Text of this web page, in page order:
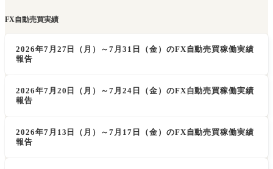
FX自動売買実績
2026年7月27日（月）～7月31日（金）のFX自動売買稼働実績
報告
2026年7月20日（月）～7月24日（金）のFX自動売買稼働実績
報告
2026年7月13日（月）～7月17日（金）のFX自動売買稼働実績
報告